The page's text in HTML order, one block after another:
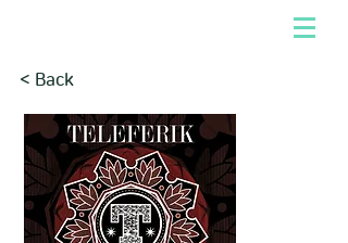
< Back